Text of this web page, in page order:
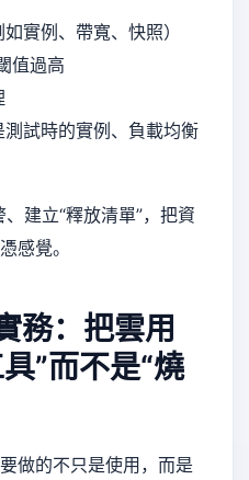
實例、帶寬、快照）
值過高
試時的實例、負載均衡
建立“釋放清單”，把資
感覺。
務：把雲用
”而不是“燒
做的不只是使用，而是